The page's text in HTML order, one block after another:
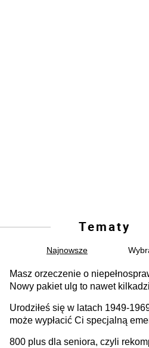
Tematy
Najnowsze
Masz orzeczenie o
Nowy pakiet ulg to nawet
odebrać pieniądze
Urodziłeś się w latach 1949-
może wypłacić Ci specjalną
800 plus dla seniora, czyli